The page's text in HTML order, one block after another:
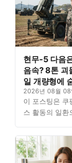
현무-5 다음
음속? 8톤 괴
일 개량형에
가지 비밀
2026년 08월 08
이 포스팅은 쿠
스 활동의 일환
다. Contents에
처, 세대원 수
히 얼마 받을까